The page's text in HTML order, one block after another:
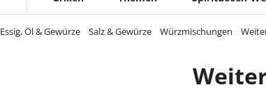
Essig, Öl & Gewürze Salz & Gewürze Würzmischungen